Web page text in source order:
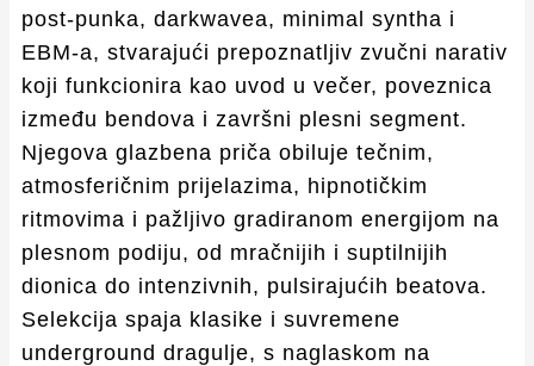
post-punka, darkwavea, minimal syntha i
EBM-a, stvarajući prepoznatljiv zvučni narativ
koji funkcionira kao uvod u večer, poveznica
između bendova i završni plesni segment.
Njegova glazbena priča obiluje tečnim,
atmosferičnim prijelazima, hipnotičkim
ritmovima i pažljivo gradiranom energijom na
plesnom podiju, od mračnijih i suptilnijih
dionica do intenzivnih, pulsirajućih beatova.
Selekcija spaja klasike i suvremene
underground dragulje, s naglaskom na